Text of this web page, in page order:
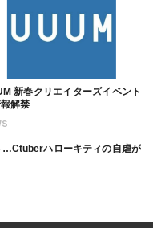
新春クリエイターズイベント
解禁
…Ctuberハローキティの自虐が